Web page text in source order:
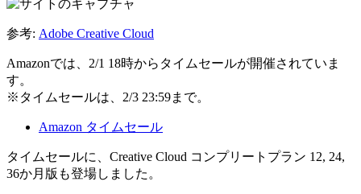
参考: Adobe Creative Cloud
Amazonでは、2/1 18時からタイムセールが開催されていま
す。
※タイムセールは、2/3 23:59まで。
Amazon タイムセール
タイムセールに、Creative Cloud コンプリートプラン 12, 24,
36か月版も登場しました。